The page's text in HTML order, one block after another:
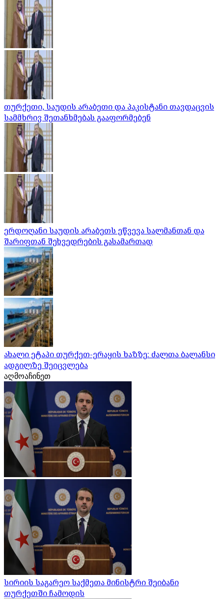
თურქეთი, საუდის არაბეთი და პაკისტანი თავდაცვის
სამმხრივ შეთანხმებას გააფორმებენ
ერდოღანი საუდის არაბეთს ეწვევა სალმანთან და
შარიფთან შეხვედრების გასამართად
ახალი ეტაპი თურქეთ-ერაყის ხაზზე: ძალთა ბალანსი
ადგილზე შეიცვლება
აღმოაჩინეთ
სირიის საგარეო საქმეთა მინისტრი შეიბანი
თურქეთში ჩამოდის